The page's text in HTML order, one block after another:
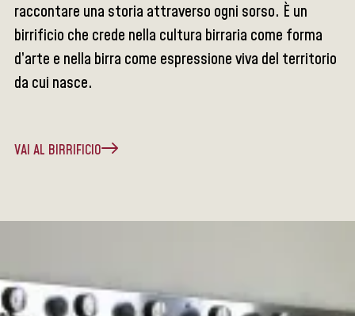
raccontare una storia attraverso ogni sorso. È un
birrificio che crede nella cultura birraria come forma
d’arte e nella birra come espressione viva del territorio
da cui nasce.
VAI AL BIRRIFICIO